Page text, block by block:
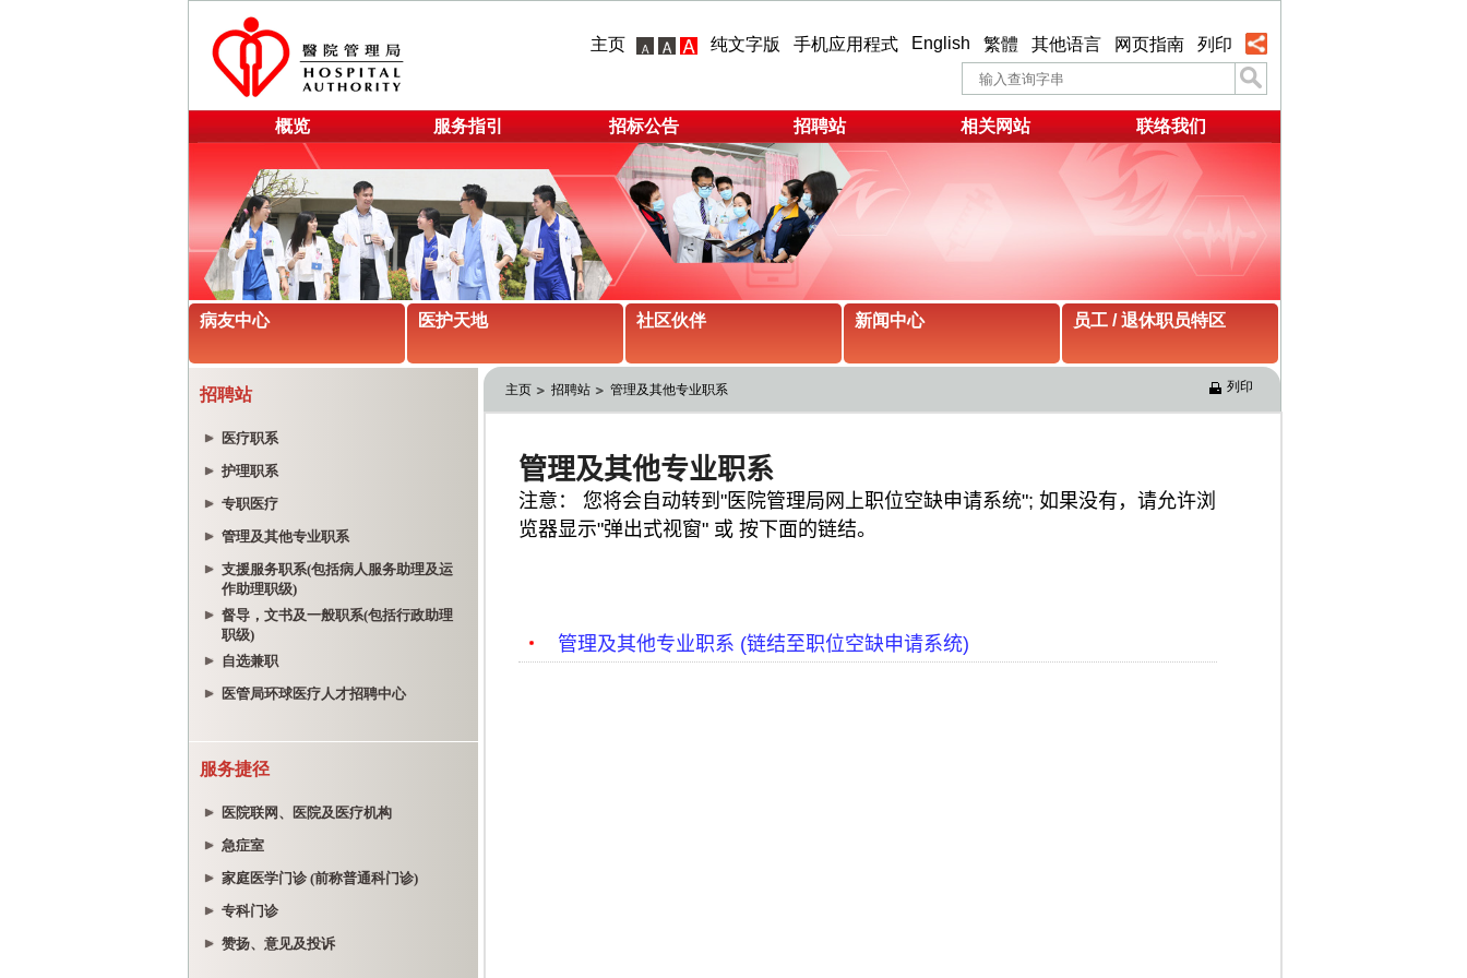
主页 纯文字版 手机应用程式 English 繁體 其他语言 网页指南 列印
概览 服务指引 招标公告 招聘站 相关网站 联络我们
病友中心 医护天地 社区伙伴 新闻中心 员工 / 退休职员特区
招聘站
医疗职系
护理职系
专职医疗
管理及其他专业职系
支援服务职系(包括病人服务助理及运
作助理职级)
督导，文书及一般职系(包括行政助理
职级)
自选兼职
医管局环球医疗人才招聘中心
服务捷径
医院联网、医院及医疗机构
急症室
家庭医学门诊 (前称普通科门诊)
专科门诊
赞扬、意见及投诉
主页 招聘站 管理及其他专业职系 列印